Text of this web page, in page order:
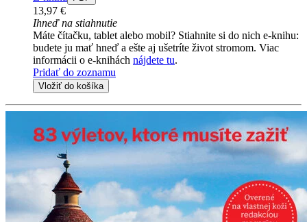
13,97 €
Ihneď na stiahnutie
Máte čítačku, tablet alebo mobil? Stiahnite si do nich e-knihu:
budete ju mať hneď a ešte aj ušetríte život stromom. Viac
informácii o e-knihách nájdete tu.
Pridať do zoznamu
Vložiť do košíka